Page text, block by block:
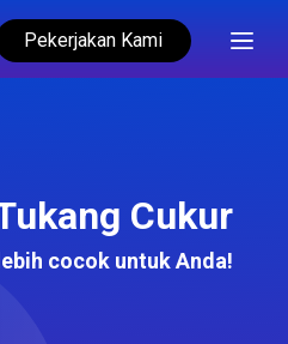
Pekerjakan Kami
Cukur
cocok untuk Anda!